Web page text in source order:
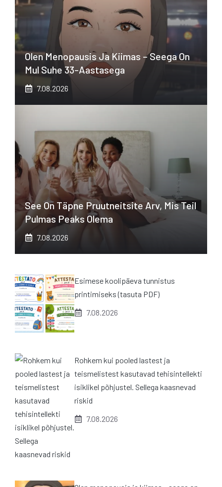
Olen Menopausis Ja Kiimas – Seega On
Mul Suhe 33-Aastasega
7.08.2026
See On Täpne Pruutneitsite Arv, Mis Teil
Pulmas Peaks Olema
7.08.2026
Esimese koolipäeva tunnistus
printimiseks (tasuta PDF)
7.08.2026
Rohkem kui pooled lastest ja
teismelistest kasutavad tehisintellekti
isiklikel põhjustel. Sellega kaasnevad
riskid
7.08.2026